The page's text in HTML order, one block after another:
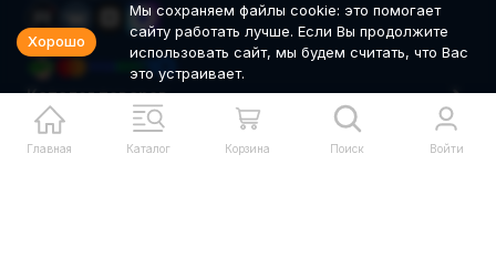
Главная Каталог Корзина Поиск Войти
Каталог товаров
Компания
Информация
Хорошо
Мы сохраняем файлы cookie: это помогает
сайту работать лучше. Если Вы продолжите
использовать сайт, мы будем считать, что Вас
это устраивает.